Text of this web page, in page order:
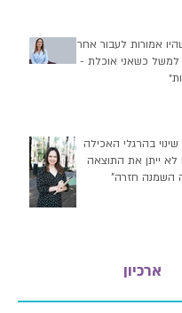
אמורות לעבור אחרי
למשל כשאני אוכלת -
בהרגלי האכילה
לא ייתן את התוצאה
השמנה חזרה"
ארכיון